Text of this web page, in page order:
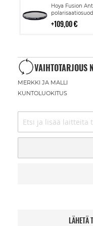
Hoya Fusion
109,00 €
Lisää
ostoskoriin
VAIHTOTARJOUS
MERKKI JA MALLI
KUNTOLUOKITUS
LÄHETÄ